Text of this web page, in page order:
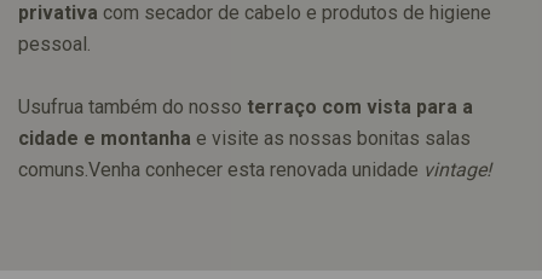
privativa com secador de cabelo e produtos de higiene
pessoal.
Usufrua também do nosso terraço com vista para a
cidade e montanha e visite as nossas bonitas salas
comuns.Venha conhecer esta renovada unidade vintage!